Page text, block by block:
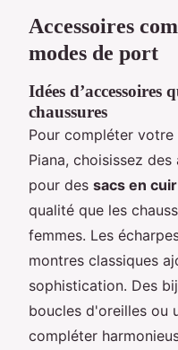
Accessoires
modes de port
Idées d’accessoires
chaussures
Pour compléter
Piana, choisissez
pour des sacs en cuir
qualité que les
femmes. Les
montres classiques
sophistication. Des
boucles d'oreilles ou
compléter